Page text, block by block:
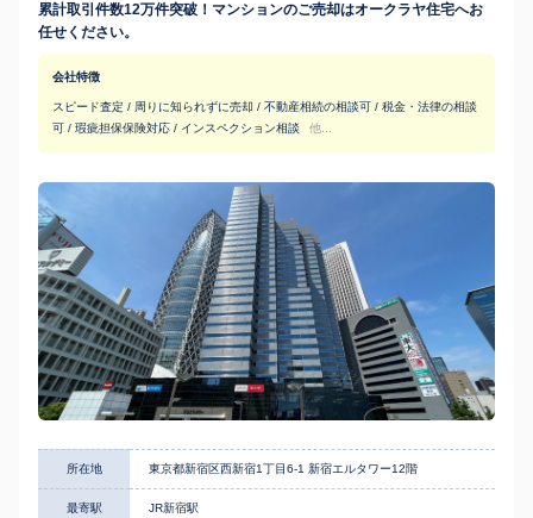
累計取引件数12万件突破！マンションのご売却はオークラヤ住宅へお
任せください。
会社特徴
スピード査定 / 周りに知られずに売却 / 不動産相続の相談可 / 税金・法律の相談
可 / 瑕疵担保保険対応 / インスペクション相談
他...
所在地 東京都新宿区西新宿1丁目6-1 新宿エルタワー12階
最寄駅 JR新宿駅